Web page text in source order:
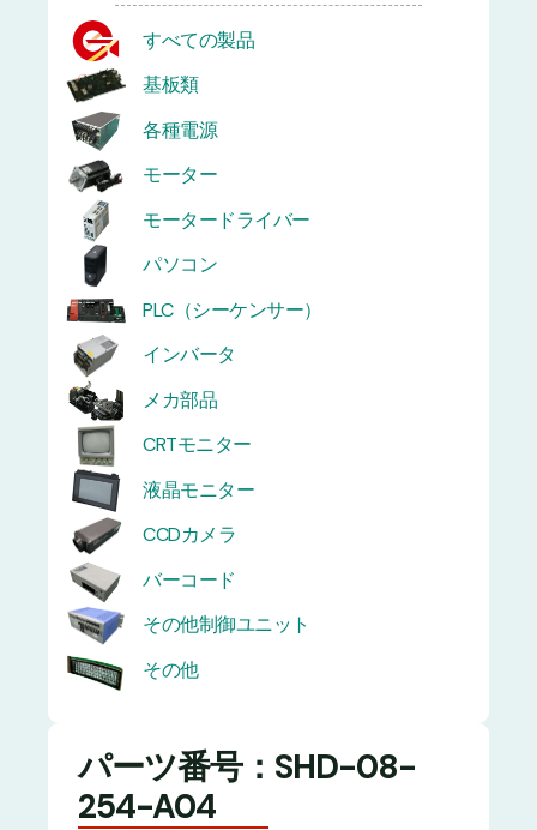
すべての製品
基板類
各種電源
モーター
モータードライバー
パソコン
PLC（シーケンサー）
インバータ
メカ部品
CRTモニター
液晶モニター
CCDカメラ
バーコード
その他制御ユニット
その他
パーツ番号：SHD-08-
254-A04